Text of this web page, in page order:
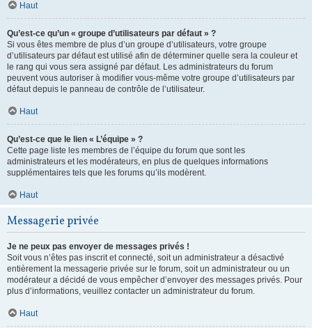
Haut
Qu’est-ce qu’un « groupe d’utilisateurs par défaut » ?
Si vous êtes membre de plus d’un groupe d’utilisateurs, votre groupe
d’utilisateurs par défaut est utilisé afin de déterminer quelle sera la couleur et
le rang qui vous sera assigné par défaut. Les administrateurs du forum
peuvent vous autoriser à modifier vous-même votre groupe d’utilisateurs par
défaut depuis le panneau de contrôle de l’utilisateur.
Haut
Qu’est-ce que le lien « L’équipe » ?
Cette page liste les membres de l’équipe du forum que sont les
administrateurs et les modérateurs, en plus de quelques informations
supplémentaires tels que les forums qu’ils modèrent.
Haut
Messagerie privée
Je ne peux pas envoyer de messages privés !
Soit vous n’êtes pas inscrit et connecté, soit un administrateur a désactivé
entièrement la messagerie privée sur le forum, soit un administrateur ou un
modérateur a décidé de vous empêcher d’envoyer des messages privés. Pour
plus d’informations, veuillez contacter un administrateur du forum.
Haut